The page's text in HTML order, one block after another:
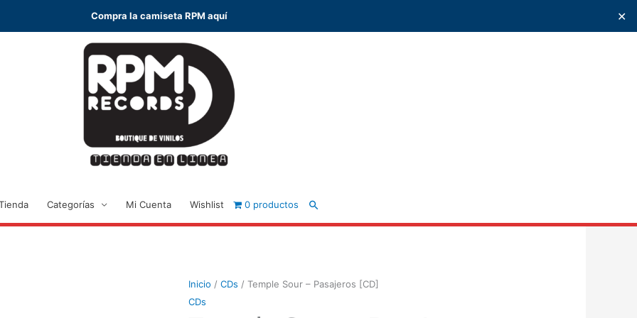
Compra la camiseta RPM aquí ✕
Categorías Mi Cuenta Wishlist 0 productos Buscar
Inicio /CDs / Temple Sour – Pasajeros [CD]
CDs